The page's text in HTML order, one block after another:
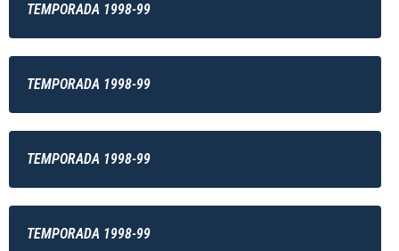
TEMPORADA 1998-99
TEMPORADA 1998-99
TEMPORADA 1998-99
TEMPORADA 1998-99